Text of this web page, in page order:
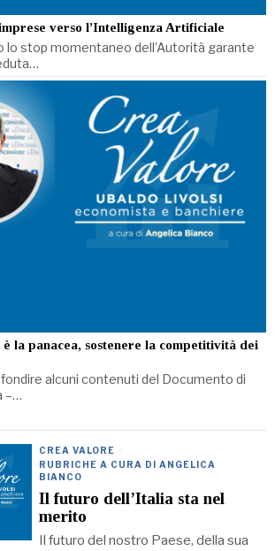
verso l’Intelligenza Artificiale
lo stop momentaneo dell’Autorità garante
la panacea, sostenere la competitività dei
alcuni contenuti del Documento di
–…
CREA VALORE ·
RUBRICHE A CURA DI ANGELICA
BIANCO
Il futuro dell’Italia sta nel
merito
Il futuro del nostro Paese, della sua